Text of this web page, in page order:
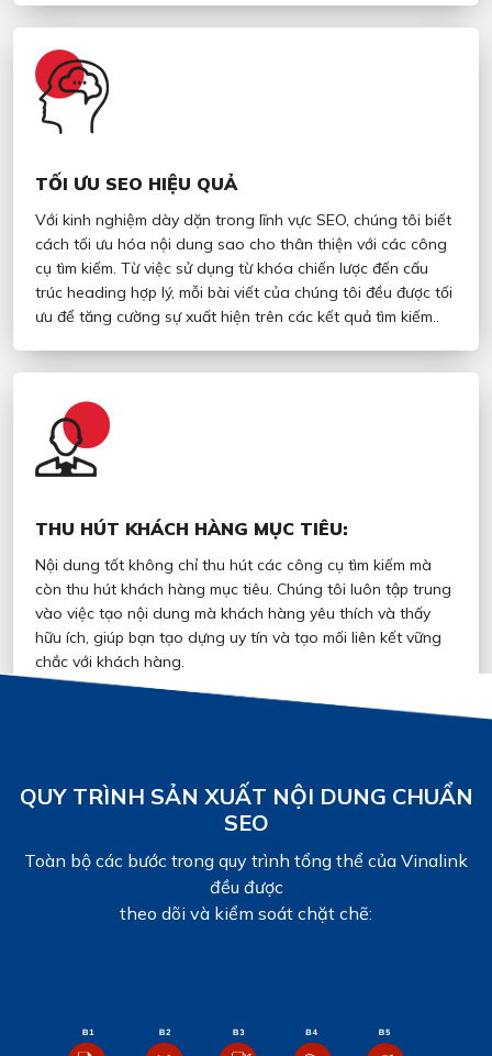
TỐI ƯU SEO HIỆU QUẢ
Với kinh nghiệm dày dặn trong lĩnh vực SEO, chúng tôi biết
cách tối ưu hóa nội dung sao cho thân thiện với các công
cụ tìm kiếm. Từ việc sử dụng từ khóa chiến lược đến cấu
trúc heading hợp lý, mỗi bài viết của chúng tôi đều được tối
ưu để tăng cường sự xuất hiện trên các kết quả tìm kiếm..
THU HÚT KHÁCH HÀNG MỤC TIÊU:
Nội dung tốt không chỉ thu hút các công cụ tìm kiếm mà
còn thu hút khách hàng mục tiêu. Chúng tôi luôn tập trung
vào việc tạo nội dung mà khách hàng yêu thích và thấy
hữu ích, giúp bạn tạo dựng uy tín và tạo mối liên kết vững
chắc với khách hàng.
QUY TRÌNH SẢN XUẤT NỘI DUNG CHUẨN
SEO
Toàn bộ các bước trong quy trình tổng thể của Vinalink
đều được
theo dõi và kiểm soát chặt chẽ: